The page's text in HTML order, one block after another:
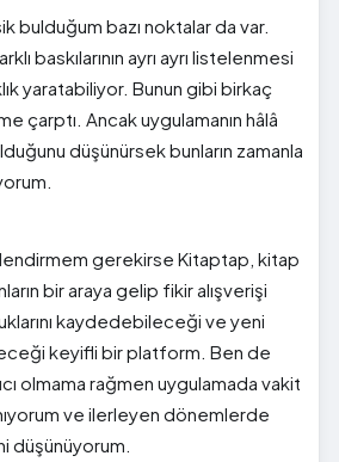
bulduğum bazı noktalar da var.
baskılarının ayrı ayrı listelenmesi
yaratabiliyor. Bunun gibi birkaç
çarptı. Ancak uygulamanın hâlâ
düşünürsek bunların zamanla
gerekirse Kitaptap, kitap
bir araya gelip fikir alışverişi
kaydedebileceği ve yeni
keyifli bir platform. Ben de
olmama rağmen uygulamada vakit
ve ilerleyen dönemlerde
düşünüyorum.